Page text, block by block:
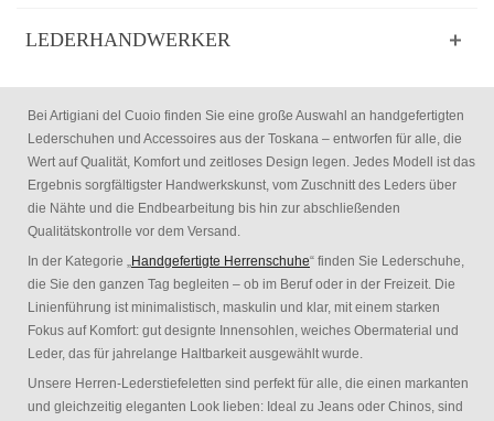
LEDERHANDWERKER
Bei Artigiani del Cuoio finden Sie eine große Auswahl an handgefertigten
Lederschuhen und Accessoires aus der Toskana – entworfen für alle, die
Wert auf Qualität, Komfort und zeitloses Design legen. Jedes Modell ist das
Ergebnis sorgfältigster Handwerkskunst, vom Zuschnitt des Leders über
die Nähte und die Endbearbeitung bis hin zur abschließenden
Qualitätskontrolle vor dem Versand.
In der Kategorie „Handgefertigte Herrenschuhe“ finden Sie Lederschuhe,
die Sie den ganzen Tag begleiten – ob im Beruf oder in der Freizeit. Die
Linienführung ist minimalistisch, maskulin und klar, mit einem starken
Fokus auf Komfort: gut designte Innensohlen, weiches Obermaterial und
Leder, das für jahrelange Haltbarkeit ausgewählt wurde.
Unsere Herren-Lederstiefeletten sind perfekt für alle, die einen markanten
und gleichzeitig eleganten Look lieben: Ideal zu Jeans oder Chinos, sind